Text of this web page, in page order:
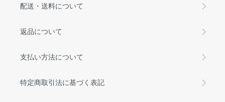
配送・送料について
返品について
支払い方法について
特定商取引法に基づく表記